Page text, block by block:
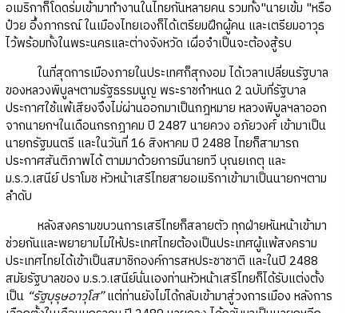
อเมริกาก็โดดร่มเข้ามาทำงานในไทยกันหลายคน รวมทั้ง"นายเข้ม "หรือ
ป๋วย อึ้งภากรณ์ ในเมืองไทยเองก็ได้เตรียมฝึกผู้คน และเตรียมอาวุธ
ไว้พร้อมทั้งในพระนครและต่างจังหวัด เผื่อจำเป็นจะต้องสู้รบ
ในที่สุดการเมืองภายในประเทศก็สุกงอม ได้เวลาเปลี่ยนรัฐบาล
ของหลวงพิบูลฯตามรัฐธรรมนูญ พระราชกำหนด 2 ฉบับที่รัฐบาล
ประกาศใช้แพ้เสียงจึงไม่ผ่านออกมาเป็นกฎหมาย หลวงพิบูลฯลาออก
จากนายกฯในเดือนกรกฎาคม ปี 2487 นายควง อภัยวงศ์ เข้ามาเป็น
นายกรัฐมนตรี และในวันที่ 16 สิงหาคม ปี 2488 ไทยก็สามารถ
ประกาศสันติภาพได้ ตามมาด้วยการมีนายทวี บุณยเกตุ และ
ม.ร.ว.เสนีย์ ปราโมช หัวหน้าเสรีไทยสายอเมริกาเข้ามาเป็นนายกฯตาม
ลำดับ
หลังสงครามขบวนการเสรีไทยก็สลายตัว ทุกฝ่ายหันหน้าเข้ามา
ช่วยกันและพยายามไม่ให้ประเทศไทยต้องเป็นประเทศผู้แพ้สงคราม
ประเทศไทยได้เข้าเป็นสมาชิกองค์การสหประชาชาติ และในปี 2488
สมัยรัฐบาลของ ม.ร.ว.เสนีย์นั่นเองท่านหัวหน้าเสรีไทยก็ได้รับแต่งตั้ง
เป็น “รัฐบุรุษอาวุโส”แต่ท่านยังไม่ได้กลับเข้ามาสู่วงการเมือง หลังการ